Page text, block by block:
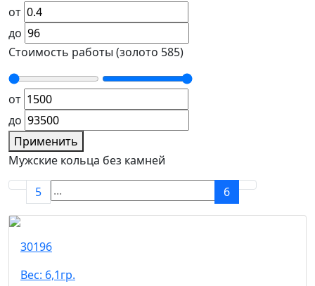
от
до
Стоимость работы (золото 585)
от
до
Применить
Мужские кольца без камней
5 6
30196
Вес: 6,1гр.